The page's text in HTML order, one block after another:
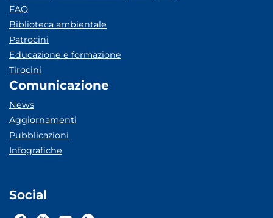
FAQ
Biblioteca ambientale
Patrocini
Educazione e formazione
Tirocini
Comunicazione
News
Aggiornamenti
Pubblicazioni
Infografiche
Social